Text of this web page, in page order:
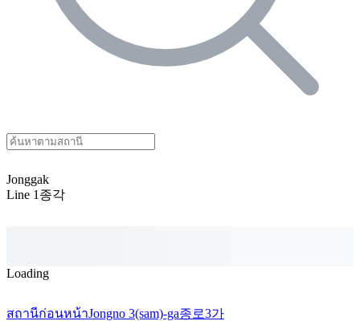
Jonggak
Line 1 종각
Loading
สถานีก่อนหน้าJongno 3(sam)-ga종로3가